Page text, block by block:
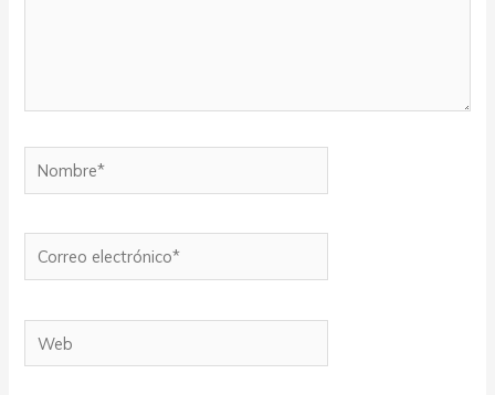
Nombre*
Correo
electrónico*
Web